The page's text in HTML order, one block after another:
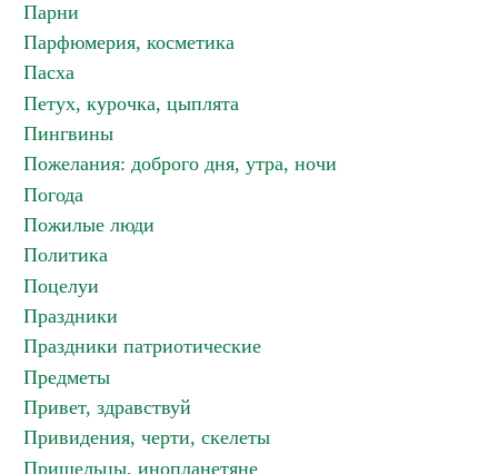
Парни
Парфюмерия, косметика
Пасха
Петух, курочка, цыплята
Пингвины
Пожелания: доброго дня, утра, ночи
Погода
Пожилые люди
Политика
Поцелуи
Праздники
Праздники патриотические
Предметы
Привет, здравствуй
Привидения, черти, скелеты
Пришельцы, инопланетяне